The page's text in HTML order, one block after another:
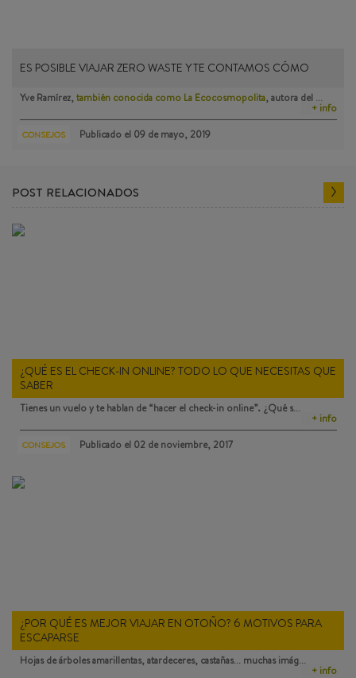
ES POSIBLE VIAJAR ZERO WASTE Y TE CONTAMOS CÓMO
Yve Ramírez,también conocida como La Ecocosmopolita, autora del …
+ info
CONSEJOS Publicado el 09 de mayo, 2019
POST RELACIONADOS
¿QUÉ ES EL CHECK-IN ONLINE? TODO LO QUE NECESITAS QUE
SABER
Tienes un vuelo y te hablan de “hacer el check-in online”. ¿Qué s…
+ info
CONSEJOS Publicado el 02 de noviembre, 2017
¿POR QUÉ ES MEJOR VIAJAR EN OTOÑO? 6 MOTIVOS PARA
ESCAPARSE
Hojas de árboles amarillentas, atardeceres, castañas… muchas imág…
+ info